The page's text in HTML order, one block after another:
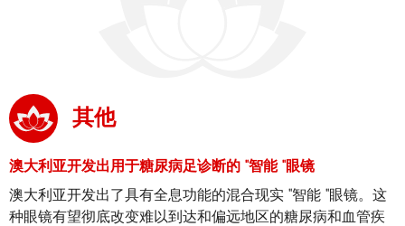
其他
澳大利亚开发出用于糖尿病足诊断的 "智能 "眼镜
澳大利亚开发出了具有全息功能的混合现实 "智能 "眼镜。这
种眼镜有望彻底改变难以到达和偏远地区的糖尿病和血管疾